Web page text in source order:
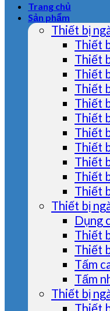
Trang chủ
Sản phẩm
Thiết bị
Thiết
Thiết
Thiết
Thiết
Thiết
Thiết
Thiết
Thiết
Thiết
Thiết
Thiết
Thiết bị
Dụng
Thiết
Thiết
Tấm
Tấm
Thiết bị
Thiết